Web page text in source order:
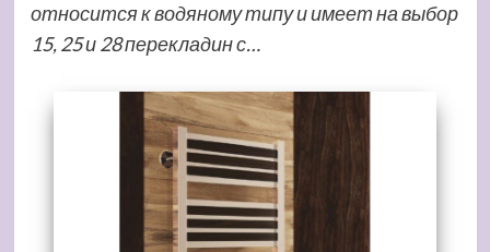
относится к водяному типу и имеет на выбор
15, 25 и 28 перекладин с…